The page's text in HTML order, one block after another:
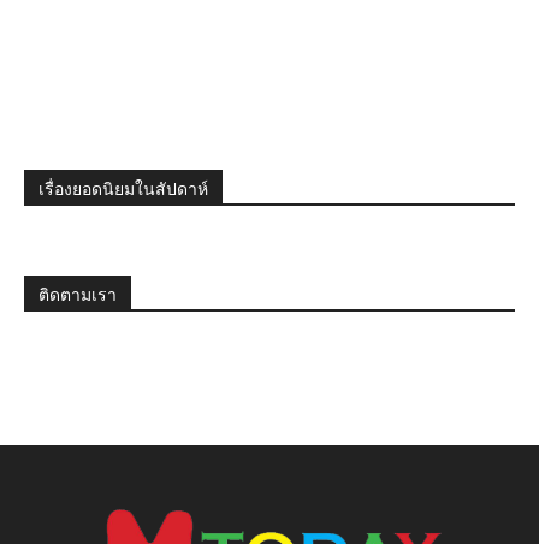
เรื่องยอดนิยมในสัปดาห์
ติดตามเรา